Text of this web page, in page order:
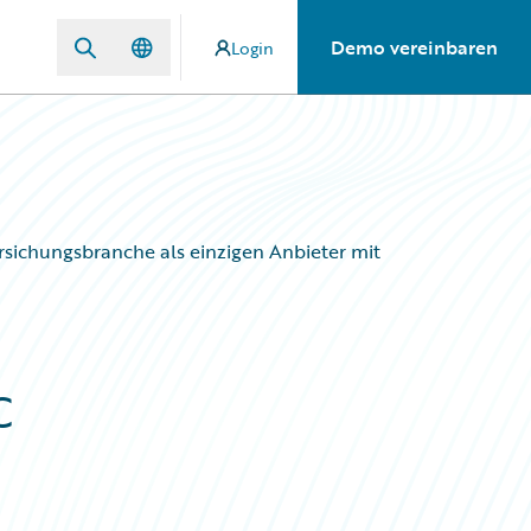
Login Demo vereinbaren
als einzigen Anbieter mit